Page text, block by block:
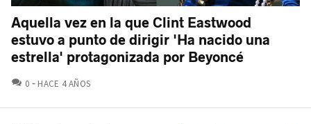
Aquella vez en la que Clint Eastwood
estuvo a punto de dirigir 'Ha nacido una
estrella' protagonizada por Beyoncé
0 COMENTARIOS
HACE 4 AÑOS